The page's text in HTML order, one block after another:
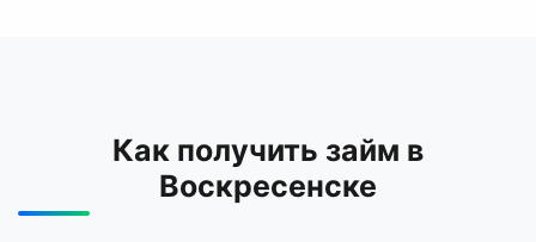
Как получить займ в
Воскресенске